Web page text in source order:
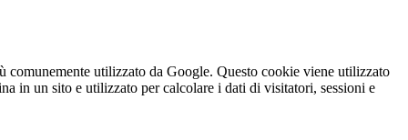
utilizzato da Google. Questo cookie viene utilizzato
in un sito e utilizzato per calcolare i dati di visitatori, sessioni e